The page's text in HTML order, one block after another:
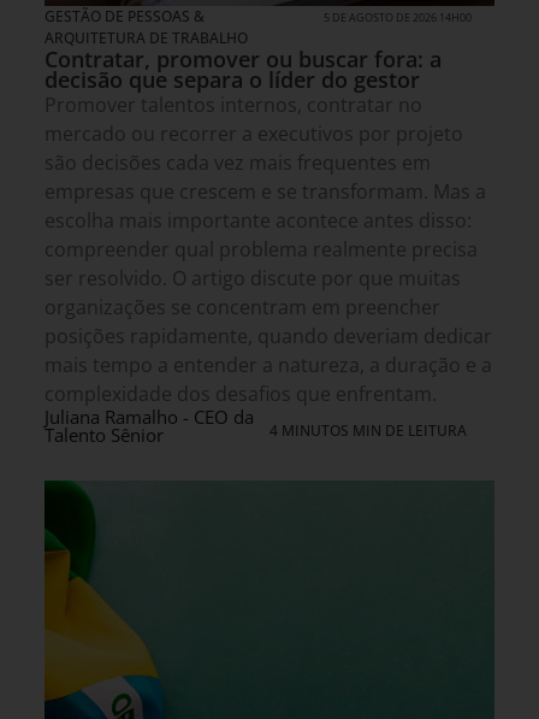
GESTÃO DE PESSOAS &
ARQUITETURA DE TRABALHO
5 DE AGOSTO DE 2026 14H00
Contratar, promover ou buscar fora: a
decisão que separa o líder do gestor
Promover talentos internos, contratar no
mercado ou recorrer a executivos por projeto
são decisões cada vez mais frequentes em
empresas que crescem e se transformam. Mas a
escolha mais importante acontece antes disso:
compreender qual problema realmente precisa
ser resolvido. O artigo discute por que muitas
organizações se concentram em preencher
posições rapidamente, quando deveriam dedicar
mais tempo a entender a natureza, a duração e a
complexidade dos desafios que enfrentam.
Juliana Ramalho - CEO da
Talento Sênior 4 MINUTOS MIN DE LEITURA